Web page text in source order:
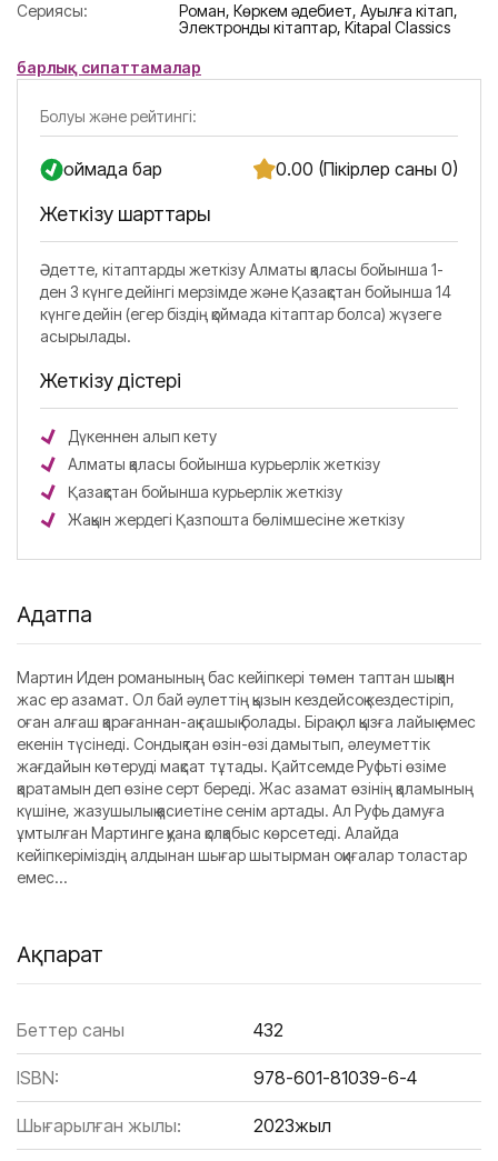
Сериясы:
Роман, Көркем әдебиет, Ауылға кітап,
Электронды кітаптар, Kitapal Classics
барлық сипаттамалар
Болуы және рейтингі:
Қоймада бар 0.00 (Пікірлер саны 0)
Жеткізу шарттары
Әдетте, кітаптарды жеткізу Алматы қаласы бойынша 1-
ден 3 күнге дейінгі мерзімде және Қазақстан бойынша 14
күнге дейін (егер біздің қоймада кітаптар болса) жүзеге
асырылады.
Жеткізу әдістері
Дүкеннен алып кету
Алматы қаласы бойынша курьерлік жеткізу
Қазақстан бойынша курьерлік жеткізу
Жақын жердегі Қазпошта бөлімшесіне жеткізу
Аңдатпа
Мартин Иден романының бас кейіпкері төмен таптан шыққан
жас ер азамат. Ол бай әулеттің қызын кездейсоқ кездестіріп,
оған алғаш қарағаннан-ақ ғашық болады. Бірақ ол қызға лайық емес
екенін түсінеді. Сондықтан өзін-өзі дамытып, әлеуметтік
жағдайын көтеруді мақсат тұтады. Қайтсемде Руфьті өзіме
қаратамын деп өзіне серт береді. Жас азамат өзінің қаламының
күшіне, жазушылық қасиетіне сенім артады. Ал Руфь дамуға
ұмтылған Мартинге қуана қолқабыс көрсетеді. Алайда
кейіпкеріміздің алдынан шығар шытырман оқиғалар толастар
емес…
Ақпарат
Беттер саны 432
ISBN: 978-601-81039-6-4
Шығарылған жылы: 2023жыл